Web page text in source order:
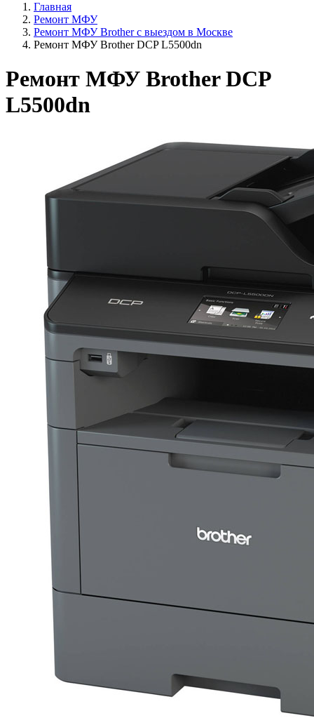
Главная
Ремонт МФУ
Ремонт МФУ Brother с выездом в Москве
Ремонт МФУ Brother DCP L5500dn
Ремонт МФУ Brother DCP
L5500dn